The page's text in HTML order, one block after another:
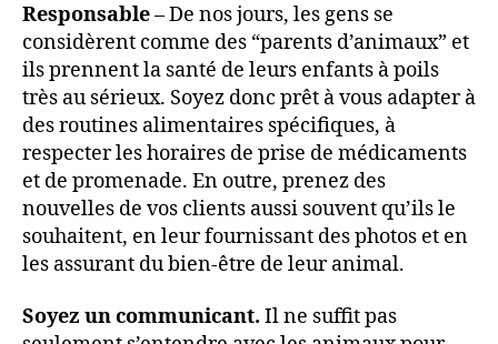
Responsable– De nos jours, les gens se
considèrent comme des “parents d’animaux” et
ils prennent la santé de leurs enfants à poils
très au sérieux. Soyez donc prêt à vous adapter à
des routines alimentaires spécifiques, à
respecter les horaires de prise de médicaments
et de promenade. En outre, prenez des
nouvelles de vos clients aussi souvent qu’ils le
souhaitent, en leur fournissant des photos et en
les assurant du bien-être de leur animal.
Soyez un communicant. Il ne suffit pas